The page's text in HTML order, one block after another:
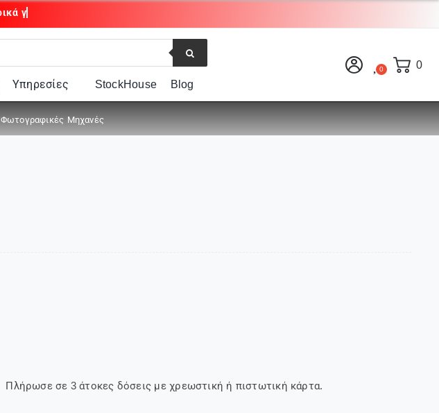
Υπηρεσίες StockHouse Blog
0
Φωτογραφικές Μηχανές
Πλήρωσε σε 3 άτοκες δόσεις με χρεωστική ή πιστωτική κάρτα.